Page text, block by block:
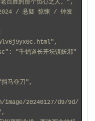
百姓的那个负心之人。",
"千鹤道长开坛镇妖邪"
"挡马夺刀",
20240127/d9/9d/